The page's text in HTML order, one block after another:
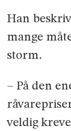
Han
mange
storm.
– På den
veldig